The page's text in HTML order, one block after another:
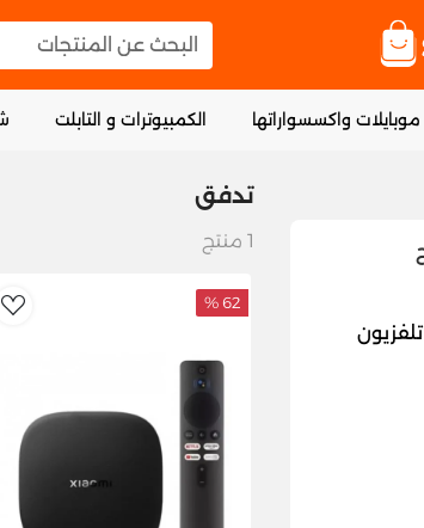
البحث عن المنتجات
موبايلات واكسسواراتها الكمبيوترات و التابلت
تدفق
1 منتج
62 %